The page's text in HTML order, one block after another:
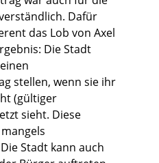
Dafür
das Lob von Axel
Die Stadt
stellen, wenn sie ihr
(gültiger
sieht. Diese
Stadt kann auch